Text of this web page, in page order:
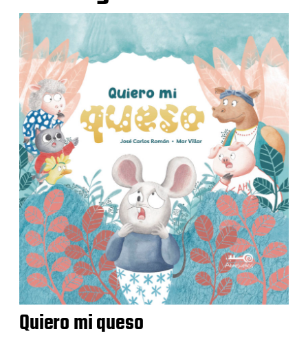
Quiero mi queso